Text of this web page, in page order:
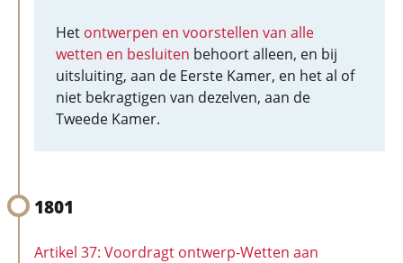
Het ontwerpen en voorstellen van alle
wetten en besluiten behoort alleen, en bij
uitsluiting, aan de Eerste Kamer, en het al of
niet bekragtigen van dezelven, aan de
Tweede Kamer.
1801
Artikel 37: Voordragt ontwerp-Wetten aan